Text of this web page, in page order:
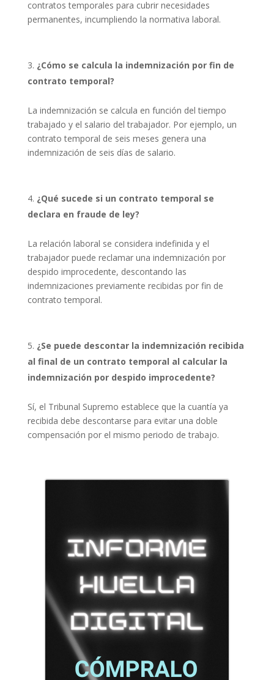
contratos temporales para cubrir necesidades
permanentes, incumpliendo la normativa laboral.
¿Cómo se calcula la indemnización por fin de
contrato temporal?
La indemnización se calcula en función del tiempo
trabajado y el salario del trabajador. Por ejemplo, un
contrato temporal de seis meses genera una
indemnización de seis días de salario.
¿Qué sucede si un contrato temporal se
declara en fraude de ley?
La relación laboral se considera indefinida y el
trabajador puede reclamar una indemnización por
despido improcedente, descontando las
indemnizaciones previamente recibidas por fin de
contrato temporal.
¿Se puede descontar la indemnización recibida
al final de un contrato temporal al calcular la
indemnización por despido improcedente?
Sí, el Tribunal Supremo establece que la cuantía ya
recibida debe descontarse para evitar una doble
compensación por el mismo periodo de trabajo.